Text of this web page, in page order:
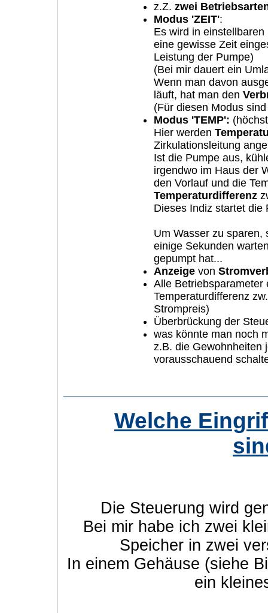
z.Z. zwei
Modus 'ZEIT':
Es wird in
eine gewisse Zeit
Leistung der Pumpe)
(Bei mir dauert ein
Wenn man davon
läuft, hat man den
(Für diesen Modus
Modus 'TEMP':
Hier werden
Zirkulationsleitung
Ist die Pumpe aus,
irgendwo im Haus der
den Vorlauf und die
Temperaturdifferenz
Dieses Indiz startet die
Um Wasser zu sparen,
einige Sekunden
gepumpt hat...
Anzeige von
Alle Betriebsparameter
Temperaturdifferenz
Strompreis)
Überbrückung der
was könnte man noch
z.B. die Gewohnheiten
vorausschauend
Welche
Die Steuerung wird
Bei mir habe ich zwei
Speicher in zwei
In einem Gehäuse (siehe
ein